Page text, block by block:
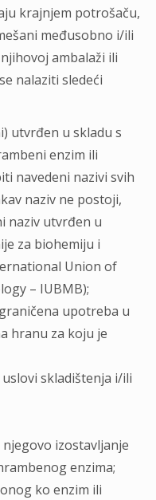
krajnjem potrošaču,
međusobno i/ili
ambalaži ili
nalaziti sledeći
utvrđen u skladu s
enzim ili
navedeni nazivi svih
naziv ne postoji,
naziv utvrđen u
za biohemiju i
Union of
– IUBMB);
upotreba u
hranu za koju je
skladištenja i/ili
izostavlјanje
enzima;
ko enzim ili